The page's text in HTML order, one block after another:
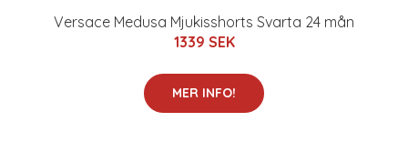
Versace Medusa Mjukisshorts Svarta 24 mån
1339 SEK
MER INFO!